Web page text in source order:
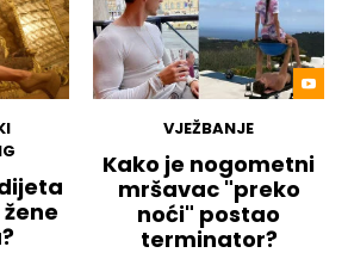
VJEŽBANJE
Kako je nogometni
mršavac "preko
noći" postao
terminator?